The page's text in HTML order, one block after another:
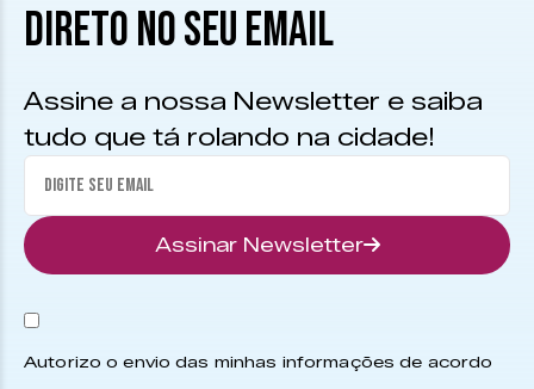
DIRETO NO SEU EMAIL
Assine a nossa Newsletter e saiba
tudo que tá rolando na cidade!
Assinar Newsletter
Autorizo o envio das minhas informações de acordo